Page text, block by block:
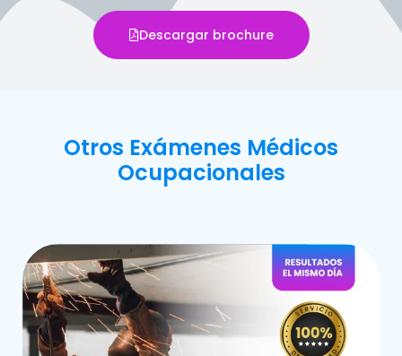
Descargar brochure
Otros Exámenes Médicos
Ocupacionales